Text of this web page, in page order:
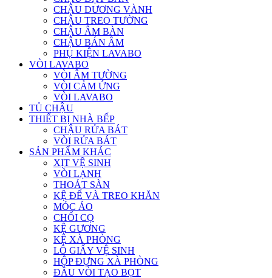
CHẬU DƯƠNG VÀNH
CHẬU TREO TƯỜNG
CHẬU ÂM BÀN
CHẬU BÁN ÂM
PHỤ KIỆN LAVABO
VÒI LAVABO
VÒI ÂM TƯỜNG
VÒI CẢM ỨNG
VÒI LAVABO
TỦ CHẬU
THIẾT BỊ NHÀ BẾP
CHẬU RỬA BÁT
VÒI RỬA BÁT
SẢN PHẨM KHÁC
XỊT VỆ SINH
VÒI LẠNH
THOÁT SÀN
KỆ ĐỂ VÀ TREO KHĂN
MÓC ÁO
CHỔI CỌ
KỆ GƯƠNG
KỆ XÀ PHÒNG
LÔ GIẤY VỆ SINH
HỘP ĐỰNG XÀ PHÒNG
ĐẦU VÒI TẠO BỌT